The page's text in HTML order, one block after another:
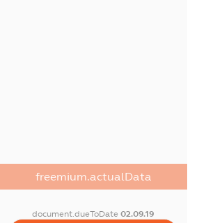
freemium.actualData
document.dueToDate02.09.19